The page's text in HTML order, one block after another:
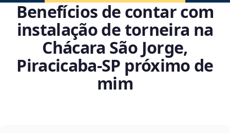
Benefícios de contar com
instalação de torneira na
Chácara São Jorge,
Piracicaba‑SP próximo de
mim